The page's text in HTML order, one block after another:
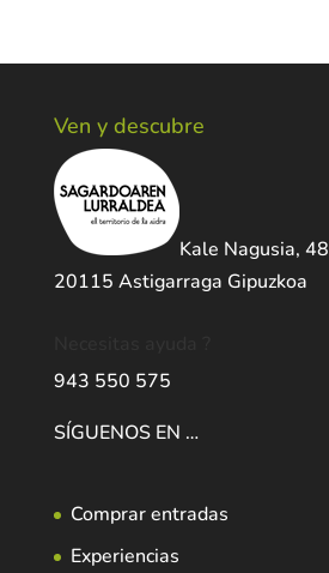
Ven y descubre
Kale Nagusia, 48
20115 Astigarraga Gipuzkoa
943 550 575
SÍGUENOS EN …
Comprar entradas
Experiencias